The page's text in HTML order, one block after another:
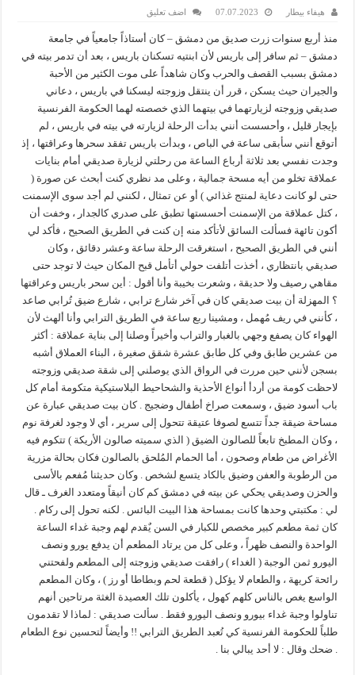
هيفاء بيطار 07.07.2023 اضف تعليق
منذ أربع سنوات زرت صديق من دمشق – كان أستاذاً جامعياً في جامعة
دمشق – ثم سافر إلى باريس لأن ابنتيه تسكنان باريس ، بعد أن تدمر بيته في
دمشق بسبب القصف والحرب وكان شاهداً على موت الكثير من الأحبة
والجيران حيث يسكن ، قرر أن ينتقل وزوجته ليسكنا في باريس ، دعاني
صديقي وزوجته لزيارتهما في بيتهما الذي خصصته لهما الحكومة الفرنسية
بإيجار قليل ، وأحسست أنني بدأت الرحلة لزيارته في بيته في باريس ، لم
أتوقع أنني سأبقى ساعة في الباص ، وبدأت باريس تفقد سحرها وعراقتها ، إذ
وجدت نفسي بعد ثلاثة أرباع الساعة من رحلتي لزيارة صديقي أمام بنايات
عملاقة تخلو من أيه مسحة جمالية ، وعلى مد نظري كنت أبحث عن صورة (
حتى لو كانت دعاية لمنتج غذائي ) أو عن تمثال ، لكنني لم أجد سوى الإسمنت
، كتل عملاقة من الإسمنت أحسستها تطبق على صدري كالجدار ، وخفت أن
أكون تائهة فسألت السائق لأتأكد منه إن كنت في الطريق الصحيح ، فأكد لي
أنني في الطريق الصحيح ، استغرقت الرحلة ساعة وعشر دقائق ، وكان
صديقي بانتظاري ، أخذت أتلفت حولي أتأمل قبح المكان حيث لا توجد حتى
مقاهي رصيف ولا حديقة ، وشعرت بخيبة وأنا أقول : أين سحر باريس وعراقتها
؟ المهزلة أن بيت صديقي كان في آخر شارع ترابي ، شارع ضيق تُرابي صاعد
، كأنني في ريف مُهمل ، ومشينا ربع ساعة في الطريق الترابي وأنا ألهث لأن
الهواء كان يصفع وجهي بالغبار والتراب وأخيراً وصلنا إلى بناية عملاقة : أكثر
من عشرين طابق وفي كل طابق عشرة شقق صغيرة ، البناء العملاق أشبه
بسجن لأنني حين مررت في الرواق الذي يوصلني إلى شقة صديقي وزوجته
لاحظت كومة من أردأ أنواع الأحذية والشحاحيط البلاستيكية متكومة أمام كل
باب أسود ضيق ، وسمعت صراخ أطفال وضجيج . كان بيت صديقي عبارة عن
مساحة ضيقة جداً تتسع لصوفا عتيقة تتحول إلى سرير ، أي لا وجود لغرفة نوم
، وكان المطبخ تابعاً للصالون الضيق ( الذي سميته صالون الأريكة ) تتكوم فيه
الأغراض من طعام وصحون ، أما الحمام المُلحق بالصالون فكان بحالة مزرية
من الرطوبة والعفن وضيق بالكاد يتسع لشخص . وكان حديثنا مُفعم بالأسى
والحزن وصديقي يحكي عن بيته في دمشق كم كان أنيقاً ومتعدد الغرف ـ قال
لي : مكتبتي وحدها كانت بمساحة هذا البيت البائس . لكنه تحول إلى ركام .
كان ثمة مطعم كبير مخصص للكبار في السن يٌقدم لهم وجبة غداء الساعة
الواحدة والنصف ظهراً ، وعلى كل من يرتاد المطعم أن يدفع يورو ونصف
اليورو ثمن الوجبة ( الغداء ) رافقت صديقي وزوجته إلى المطعم ولفحتني
رائحة كريهة ، والطعام لا يؤكل ( قطعة لحم وبطاطا أو رز ) ، وكان المطعم
الواسع يغص بالناس كلهم كهول ، يأكلون تلك العصيدة الغثة مرتاحين أنهم
تناولوا وجبة غداء بيورو ونصف اليورو فقط . سألت صديقي : لماذا لا تقدمون
طلباً للحكومة الفرنسية كي تُعبد الطريق الترابي !! وأيضاً لتحسين نوع الطعام
. ضحك وقال : لا أحد يبالي بنا .